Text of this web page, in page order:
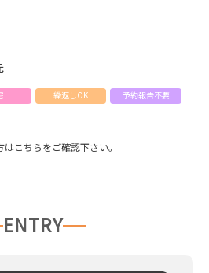
繰返しOK
予約報告不要
こちらをご確認下さい。
ENTRY